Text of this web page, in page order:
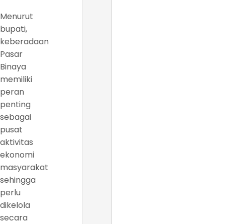
Menurut
bupati,
keberadaan
Pasar
Binaya
memiliki
peran
penting
sebagai
pusat
aktivitas
ekonomi
masyarakat
sehingga
perlu
dikelola
secara